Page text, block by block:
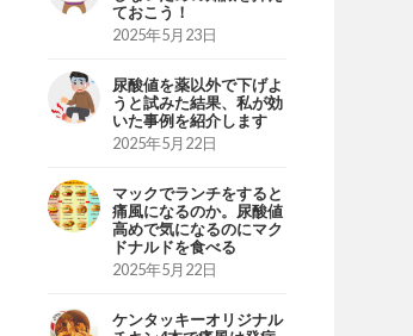
ておこう！
2025年5月23日
尿酸値を薬以外で下げよ
うと試みた結果、私が効
いた事例を紹介します
2025年5月22日
マックでランチをすると
痛風になるのか。尿酸値
高めで気になるのにマク
ドナルドを食べる
2025年5月22日
ケンタッキーオリジナル